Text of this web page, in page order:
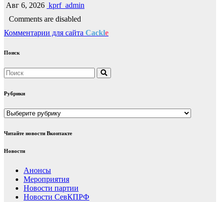
Авг 6, 2026 kprf_admin
Comments are disabled
Комментарии для сайта Cackle
Поиск
Рубрики
Рубрики
Читайте новости Вконтакте
Новости
Анонсы
Мероприятия
Новости партии
Новости СевКПРФ